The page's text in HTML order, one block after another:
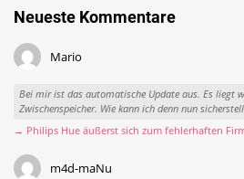
Neueste Kommentare
Mario
Bei mir ist das automatische Update aus. Es liegt
Zwischenspeicher. Wie kann ich denn nun
→ Philips Hue äußerst sich zum fehlerhaften
m4d-maNu